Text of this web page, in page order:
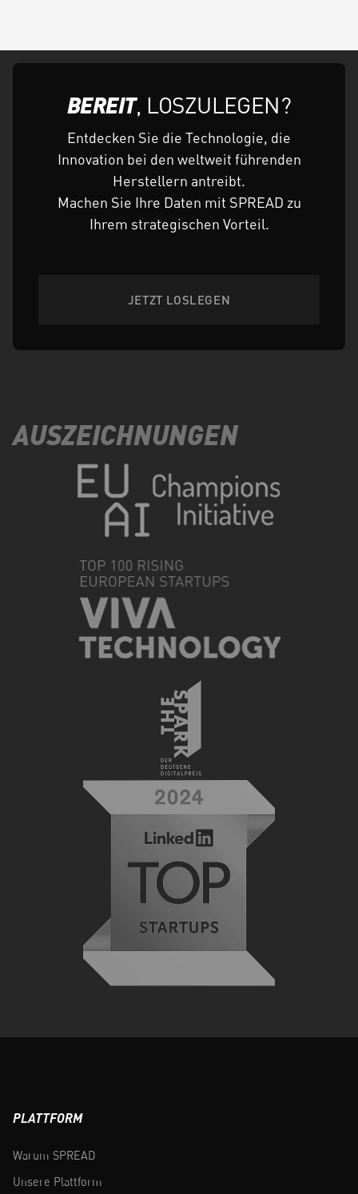
BEREIT, LOSZULEGEN?
Entdecken Sie die Technologie, die
Innovation bei den weltweit führenden
Herstellern antreibt.
Machen Sie Ihre Daten mit SPREAD zu
Ihrem strategischen Vorteil.
JETZT LOSLEGEN
AUSZEICHNUNGEN
PLATTFORM
Warum SPREAD
Unsere Plattform